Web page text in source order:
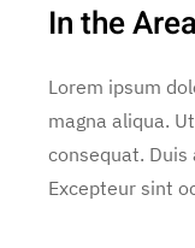
In the Area
Lorem ipsum
magna aliqua.
consequat.
Excepteur sint